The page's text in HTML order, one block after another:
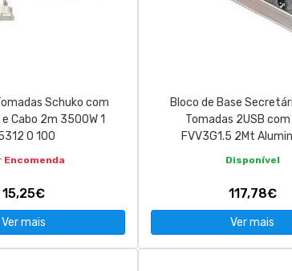
Schuko com
Cabo 2m 3500W 1
0 100
Encomenda
15,25€
Ver mais
Bloco de Base
Tomadas 2USB com
FVV3G1.5 2Mt
Disponível
117,78€
Ver mais